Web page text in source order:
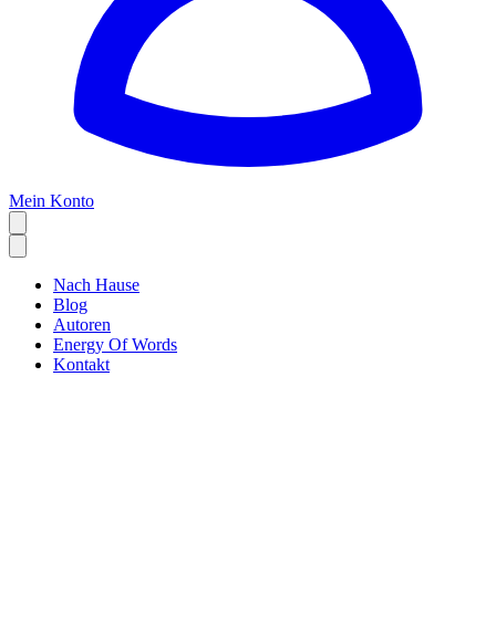
Mein Konto
Nach Hause
Blog
Autoren
Energy Of Words
Kontakt